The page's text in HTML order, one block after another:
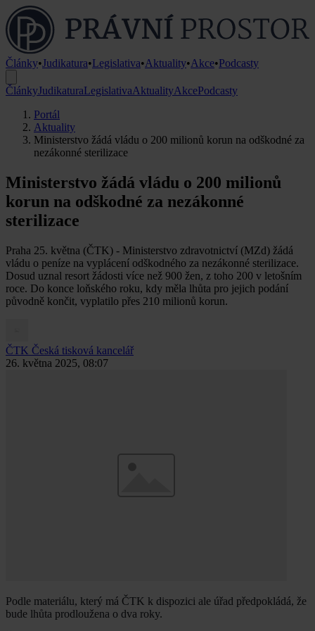
Články•Judikatura•Legislativa•Aktuality•Akce•Podcasty
ČlánkyJudikaturaLegislativaAktualityAkcePodcasty
Portál
Aktuality
Ministerstvo žádá vládu o 200 milionů korun na odškodné za
nezákonné sterilizace
Ministerstvo žádá vládu o 200 milionů
korun na odškodné za nezákonné
sterilizace
Praha 25. května (ČTK) - Ministerstvo zdravotnictví (MZd) žádá
vládu o peníze na vyplácení odškodného za nezákonné sterilizace.
Dosud uznal resort žádosti více než 900 žen, z toho 200 v letošním
roce. Do konce loňského roku, kdy měla lhůta pro jejich podání
původně končit, vyplatilo přes 210 milionů korun.
ČTK Česká tisková kancelář
26. května 2025, 08:07
Podle materiálu, který má ČTK k dispozici ale úřad předpokládá, že
bude lhůta prodloužena o dva roky.